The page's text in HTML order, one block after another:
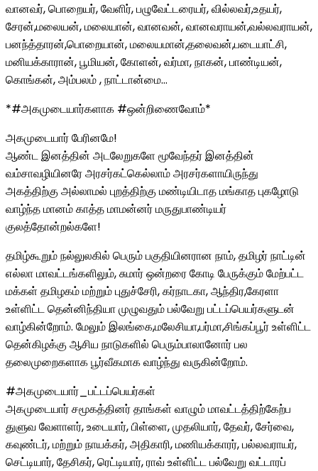
வானவர், பொறையர், வேளிர், பழுவேட்டரையர், வில்லவர்,உதயர்,
சேரன்,மலையன், மலையான், வானவன், வானவராயன்,வல்லவராயன்,
பனந்த்தாரன்,பொறையான், மலையமான்,தலைவன்,படையாட்சி,
மனியக்காரான், பூமியன், கோளன், வர்மா, நாகன், பாண்டியன்,
கொங்கன், அம்பலம் , நாட்டான்மை…
*#அகமுடையார்களாக #ஒன்றிணைவோம்*
அகமுடையார் பேரினமே!
ஆண்ட இனத்தின் அடலேறுகளே மூவேந்தர் இனத்தின்
வம்சாவழியினரே அரசர்கட்கெல்லாம் அரசர்களாயிருந்து
அகத்திற்கு அல்லாமல் புறத்திற்கு மண்டியிடாத மங்காத புகழோடு
வாழ்ந்த மானம் காத்த மாமன்னர் மருதுபாண்டியர்
குலத்தோன்றல்களே!
தமிழ்கூறும் நல்லுலகில் பெரும் பகுதியினரான நாம், தமிழர் நாட்டின்
எல்லா மாவட்டங்களிலும், சுமார் ஒன்றரை கோடி பேருக்கும் மேற்பட்ட
மக்கள் தமிழகம் மற்றும் புதுச்சேரி, கர்நாடகா, ஆந்திர,கேரளா
உள்ளிட்ட தென்னிந்தியா முழுவதும் பல்வேறு பட்டப்பெயர்களுடன்
வாழ்கின்றோம். மேலும் இலங்கை,மலேசியா,பர்மா,சிங்கப்பூர் உள்ளிட்ட
தென்கிழக்கு ஆசிய நாடுகளில் பெரும்பாலானோர் பல
தலைமுறைகளாக பூர்வீகமாக வாழ்ந்து வருகின்றோம்.
#அகமுடையார்_பட்டப்பெயர்கள்
அகமுடையார் சமூகத்தினர் தாங்கள் வாழும் மாவட்டத்திற்கேற்ப
துளுவ வேளாளர், உடையார், பிள்ளை, முதலியார், தேவர், சேர்வை,
கவுண்டர், மற்றும் நாயக்கர், அதிகாரி, மணியக்காரர், பல்லவராயர்,
செட்டியார், தேசிகர், ரெட்டியார், ராவ் உள்ளிட்ட பல்வேறு வட்டாரப்